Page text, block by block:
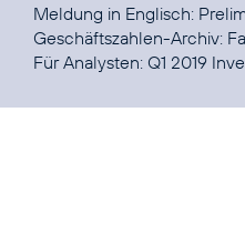
Meldung in Englisch:
Geschäftszahlen-Archiv:
Für Analysten: Q1 2019